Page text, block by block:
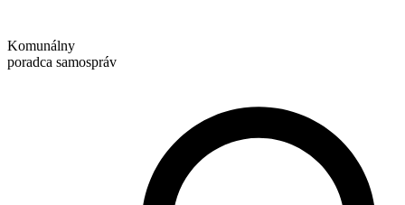
obsah
Komunálny
poradca samospráv